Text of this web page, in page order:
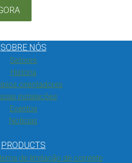
SOBRE NÓS
Setores
História
orientadores
instalações
Eventos
Notícias
PRODUCTS
de limitação de corrente